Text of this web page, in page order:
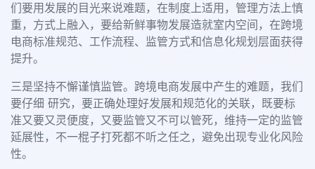
们要用发展的目光来说难题，在制度上适用，管理方法上慎
重，方式上融入，要给新鲜事物发展造就室内空间，在跨境
电商标准规范、工作流程、监管方式和信息化规划层面获得
提升。
三是坚持不懈谨慎监管。跨境电商发展中产生的难题，我们
要仔细 研究，要正确处理好发展和规范化的关联，既要标
准又要又灵便度，又要监管又不可以管死，维持一定的监管
延展性，不一棍子打死都不听之任之，避免出现专业化风险
性。